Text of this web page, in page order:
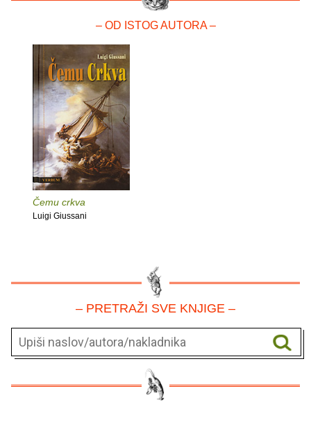
– OD ISTOG AUTORA –
Čemu crkva
Luigi Giussani
– PRETRAŽI SVE KNJIGE –